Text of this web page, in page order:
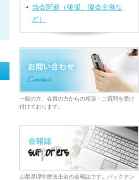
当会関連（後援、協会主催な
ど）
一般の方、会員の方からの相談・ご質問を受け
付けております。
山梨県理学療法士会の会報誌です。バックナン